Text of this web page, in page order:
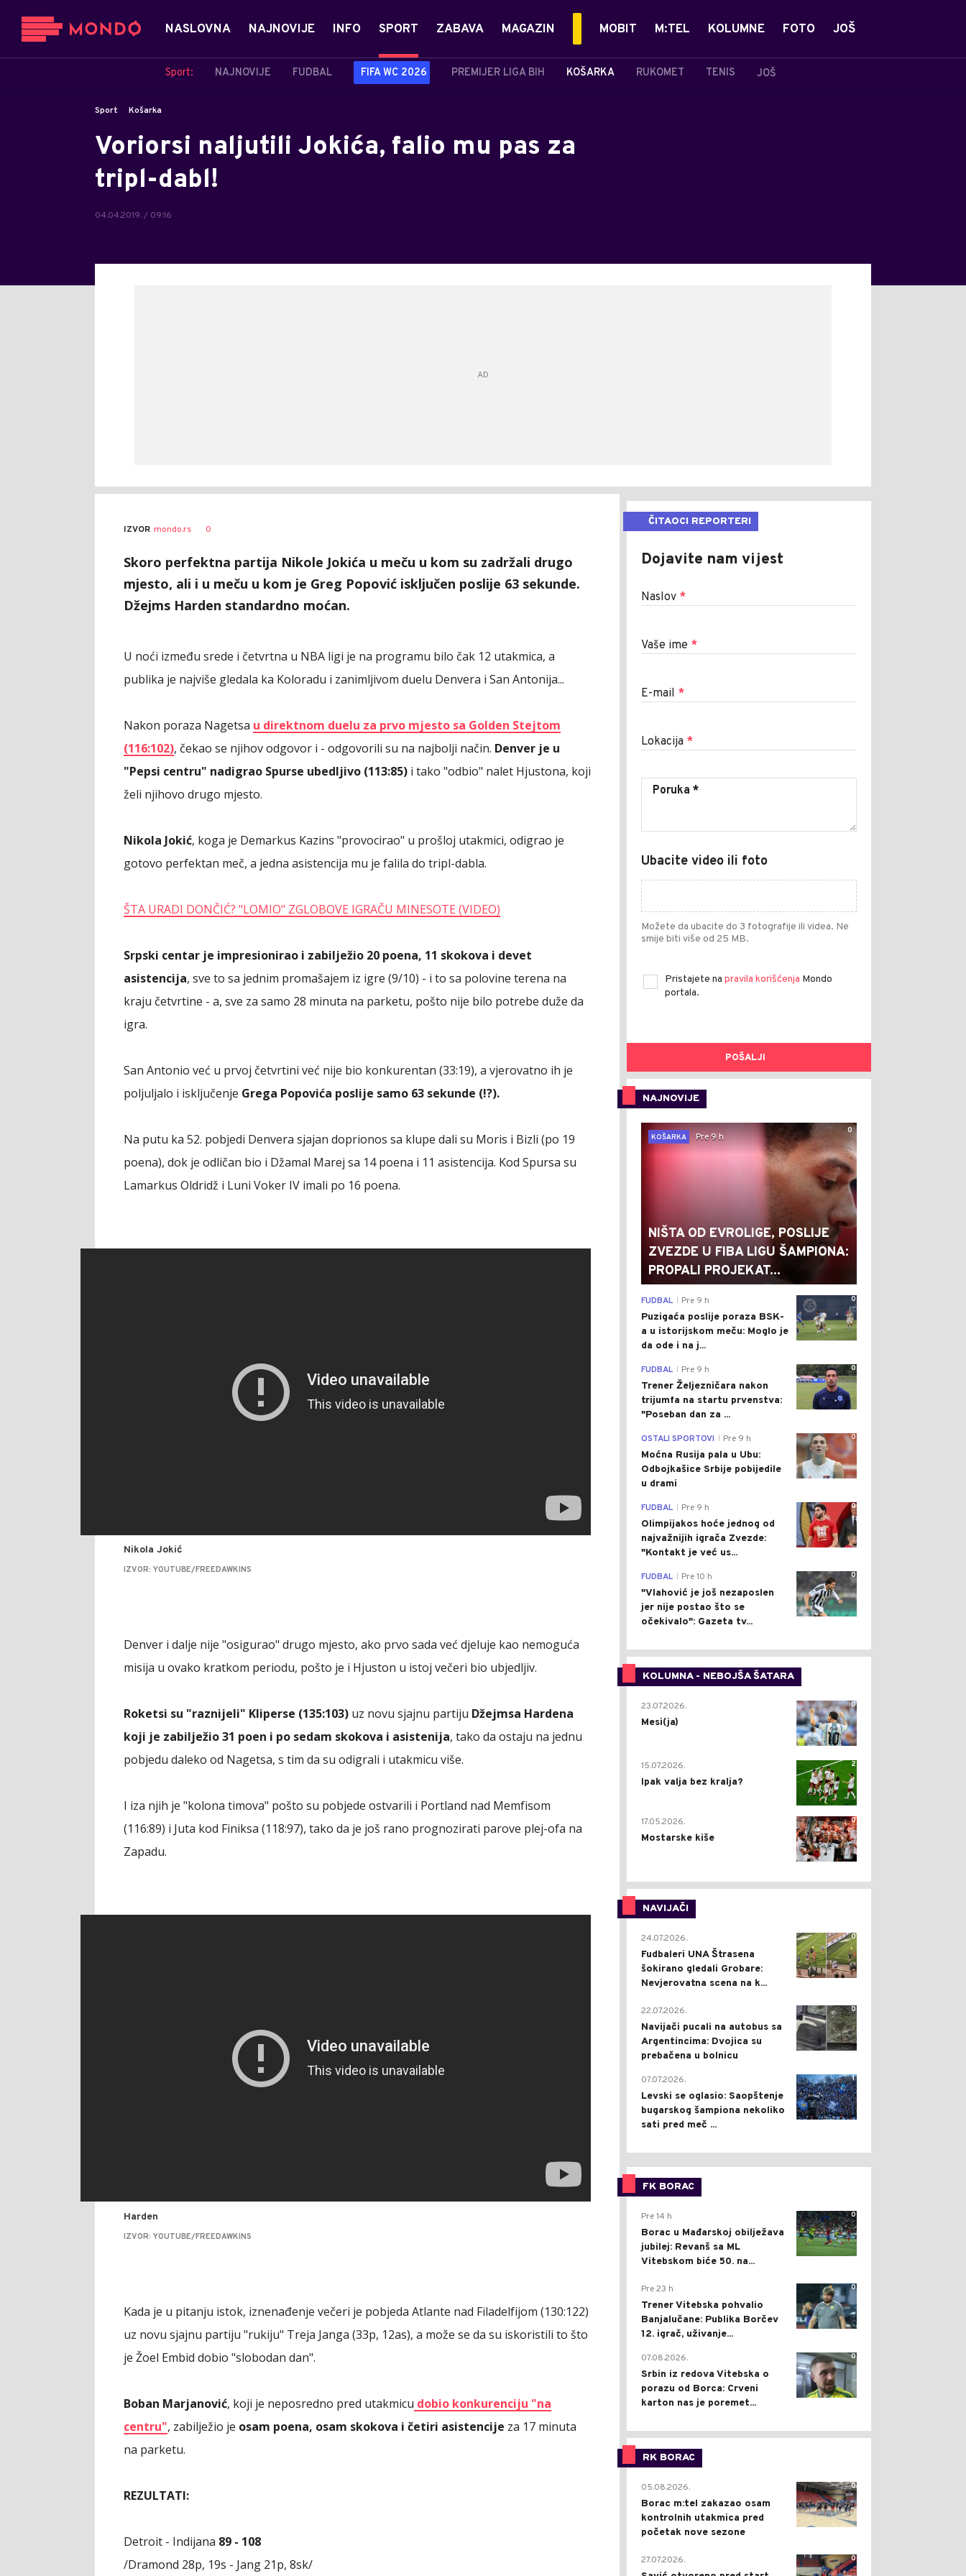
NASLOVNA NAJNOVIJE INFO SPORT
Sport: NAJNOVIJE FUDBAL FIFA WC 2026 PREMIJER LIGA BIH KOŠARKA RUKOMET TENIS JOŠ
ZABAVA MAGAZIN MOBIT M:TEL KOLUMNE FOTO JOŠ
Sport Košarka
Voriorsi naljutili Jokića, falio mu pas za
tripl-dabl!
04.04.2019. / 09:16
IZVOR mondo.rs 0
Skoro perfektna partija Nikole Jokića u meču u kom su zadržali drugo
mjesto, ali i u meču u kom je Greg Popović isključen poslije 63 sekunde.
Džejms Harden standardno moćan.
U noći između srede i četvrtna u NBA ligi je na programu bilo čak 12 utakmica, a
publika je najviše gledala ka Koloradu i zanimljivom duelu Denvera i San Antonija...
Nakon poraza Nagetsa u direktnom duelu za prvo mjesto sa Golden Stejtom
(116:102), čekao se njihov odgovor i - odgovorili su na najbolji način. Denver je u
"Pepsi centru" nadigrao Spurse ubedljivo (113:85) i tako "odbio" nalet Hjustona, koji
želi njihovo drugo mjesto.
Nikola Jokić, koga je Demarkus Kazins "provocirao" u prošloj utakmici, odigrao je
gotovo perfektan meč, a jedna asistencija mu je falila do tripl-dabla.
ŠTA URADI DONČIĆ? "LOMIO" ZGLOBOVE IGRAČU MINESOTE (VIDEO)
Srpski centar je impresionirao i zabilježio 20 poena, 11 skokova i devet
asistencija, sve to sa jednim promašajem iz igre (9/10) - i to sa polovine terena na
kraju četvrtine - a, sve za samo 28 minuta na parketu, pošto nije bilo potrebe duže da
igra.
San Antonio već u prvoj četvrtini već nije bio konkurentan (33:19), a vjerovatno ih je
poljuljalo i isključenje Grega Popovića poslije samo 63 sekunde (!?).
Na putu ka 52. pobjedi Denvera sjajan doprionos sa klupe dali su Moris i Bizli (po 19
poena), dok je odličan bio i Džamal Marej sa 14 poena i 11 asistencija. Kod Spursa su
Lamarkus Oldridž i Luni Voker IV imali po 16 poena.
Nikola Jokić
IZVOR: YOUTUBE/FREEDAWKINS
Denver i dalje nije "osigurao" drugo mjesto, ako prvo sada već djeluje kao nemoguća
misija u ovako kratkom periodu, pošto je i Hjuston u istoj večeri bio ubjedljiv.
Roketsi su "raznijeli" Kliperse (135:103) uz novu sjajnu partiju Džejmsa Hardena
koji je zabilježio 31 poen i po sedam skokova i asistenija, tako da ostaju na jednu
pobjedu daleko od Nagetsa, s tim da su odigrali i utakmicu više.
I iza njih je "kolona timova" pošto su pobjede ostvarili i Portland nad Memfisom
(116:89) i Juta kod Finiksa (118:97), tako da je još rano prognozirati parove plej-ofa na
Zapadu.
Harden
IZVOR: YOUTUBE/FREEDAWKINS
Kada je u pitanju istok, iznenađenje večeri je pobjeda Atlante nad Filadelfijom (130:122)
uz novu sjajnu partiju "rukiju" Treja Janga (33p, 12as), a može se da su iskoristili to što
je Žoel Embid dobio "slobodan dan".
Boban Marjanović, koji je neposredno pred utakmicu dobio konkurenciju "na
centru", zabilježio je osam poena, osam skokova i četiri asistencije za 17 minuta
na parketu.
REZULTATI:
Detroit - Indijana 89 - 108
/Dramond 28p, 19s - Jang 21p, 8sk/
ČITAOCI REPORTERI
Dojavite nam vijest
Naslov *
Vaše ime *
E-mail *
Lokacija *
Ubacite video ili foto
Možete da ubacite do 3 fotografije ili videa. Ne
smije biti više od 25 MB.
Pristajete na pravila korišćenja Mondo
portala.
POŠALJI
NAJNOVIJE
0
KOŠARKA
Pre 9 h
NIŠTA OD EVROLIGE, POSLIJE
ZVEZDE U FIBA LIGU ŠAMPIONA:
PROPALI PROJEKAT...
0
FUDBAL Pre 9 h
Puzigaća poslije poraza BSK-
a u istorijskom meču: Moglo je
da ode i na j...
0
FUDBAL Pre 9 h
Trener Željezničara nakon
trijumfa na startu prvenstva:
"Poseban dan za ...
0
OSTALI SPORTOVI Pre 9 h
Moćna Rusija pala u Ubu:
Odbojkašice Srbije pobijedile
u drami
0
FUDBAL Pre 9 h
Olimpijakos hoće jednog od
najvažnijih igrača Zvezde:
"Kontakt je već us...
0
FUDBAL Pre 10 h
"Vlahović je još nezaposlen
jer nije postao što se
očekivalo": Gazeta tv...
KOLUMNA - NEBOJŠA ŠATARA
0
23.07.2026.
Mesi(ja)
2
15.07.2026.
Ipak valja bez kralja?
0
17.05.2026.
Mostarske kiše
NAVIJAČI
0
24.07.2026.
Fudbaleri UNA Štrasena
šokirano gledali Grobare:
Nevjerovatna scena na k...
0
22.07.2026.
Navijači pucali na autobus sa
Argentincima: Dvojica su
prebačena u bolnicu
1
07.07.2026.
Levski se oglasio: Saopštenje
bugarskog šampiona nekoliko
sati pred meč ...
FK BORAC
0
Pre 14 h
Borac u Mađarskoj obilježava
jubilej: Revanš sa ML
Vitebskom biće 50. na...
0
Pre 23 h
Trener Vitebska pohvalio
Banjalučane: Publika Borčev
12. igrač, uživanje...
0
07.08.2026.
Srbin iz redova Vitebska o
porazu od Borca: Crveni
karton nas je poremet...
RK BORAC
0
05.08.2026.
Borac m:tel zakazao osam
kontrolnih utakmica pred
početak nove sezone
0
27.07.2026.